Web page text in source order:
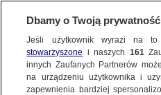
Dbamy o Twoją prywatność
Jeśli użytkownik wyrazi na
stowarzyszone i naszych 161
innych Zaufanych Partnerów
na urządzeniu użytkownika i
zapewnienia bardziej